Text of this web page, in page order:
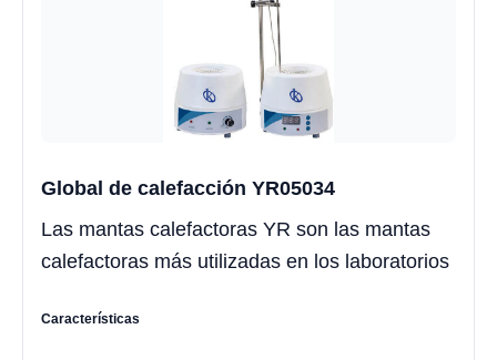
Global de calefacción YR05034
Las mantas calefactoras YR son las mantas
calefactoras más utilizadas en los laboratorios
Características